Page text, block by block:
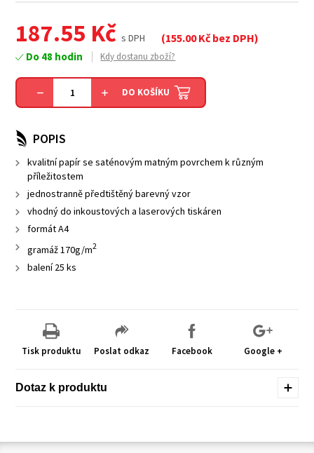
187.55 Kčs DPH (155.00Kč bez DPH)
Do 48 hodin Kdy dostanu zboží?
DO KOŠÍKU
POPIS
kvalitní papír se saténovým matným povrchem k různým
příležitostem
jednostranně předtištěný barevný vzor
vhodný do inkoustových a laserových tiskáren
formát A4
gramáž 170g/m2
balení 25 ks
Tisk produktu Poslat odkaz Facebook Google +
Dotaz k produktu